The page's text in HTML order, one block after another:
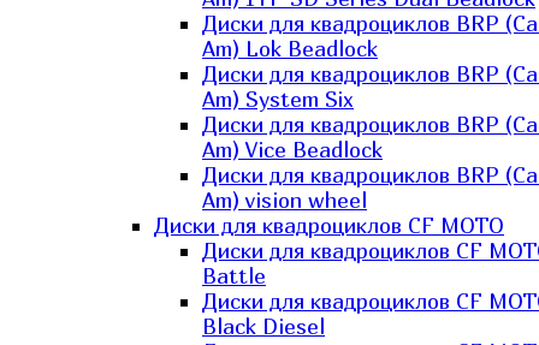
Диски для квадроциклов BRP
Am) Lok Beadlock
Диски для квадроциклов BRP
Am) System Six
Диски для квадроциклов BRP
Am) Vice Beadlock
Диски для квадроциклов BRP
Am) vision wheel
Диски для квадроциклов CF MOTO
Диски для квадроциклов CF
Battle
Диски для квадроциклов CF
Black Diesel